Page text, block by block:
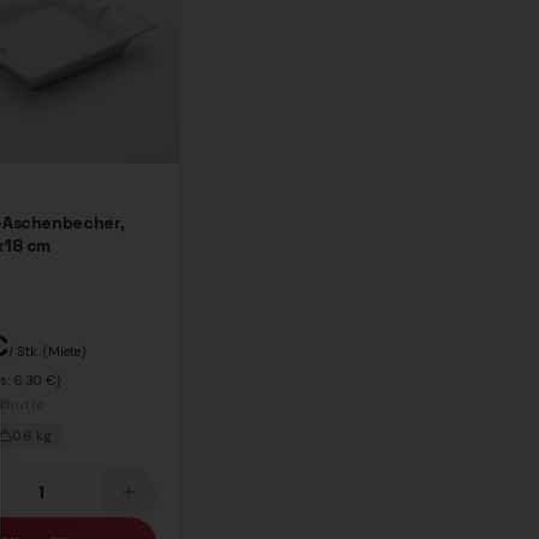
cm
/ Stk.(Miete)
6,30 €)
0.6 kg